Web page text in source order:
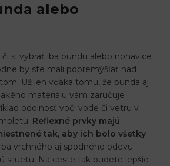
alebo
si vybrať iba bundu alebo nohavice
by ste mali popremýšľať nad
Už len vďaka tomu, že bunda aj
materiálu vám zaručuje
odolnosť voči vode či vetru v
Reflexné prvky majú
tak, aby ich bolo všetky
vrchného aj spodného odevu
siluetu. Na ceste tak budete lepšie